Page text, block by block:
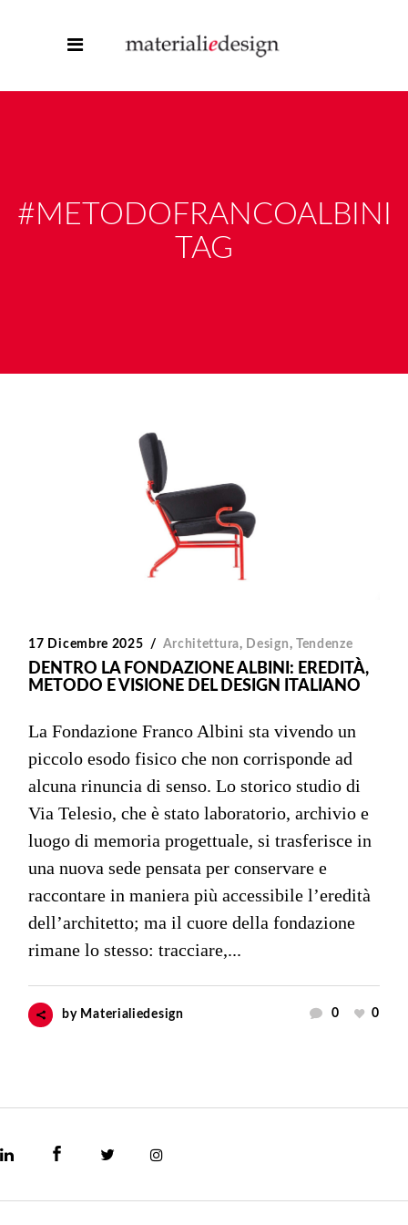
#METODOFRANCOALBINI
TAG
17 Dicembre 2025 Architettura, Design, Tendenze
DENTRO LA FONDAZIONE ALBINI: EREDITÀ,
METODO E VISIONE DEL DESIGN ITALIANO
La Fondazione Franco Albini sta vivendo un
piccolo esodo fisico che non corrisponde ad
alcuna rinuncia di senso. Lo storico studio di
Via Telesio, che è stato laboratorio, archivio e
luogo di memoria progettuale, si trasferisce in
una nuova sede pensata per conservare e
raccontare in maniera più accessibile l’eredità
dell’architetto; ma il cuore della fondazione
rimane lo stesso: tracciare,...
by Materialiedesign 0 0